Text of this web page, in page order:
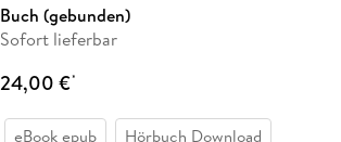
Buch (gebunden)
Sofort lieferbar
24,00 €*
eBook epub
Hörbuch Download